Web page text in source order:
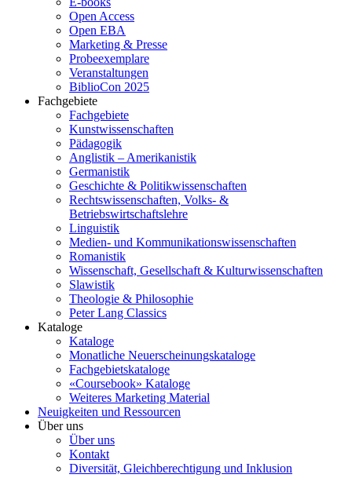
Open Access
Open EBA
Marketing & Presse
Probeexemplare
Veranstaltungen
BiblioCon 2025
Fachgebiete
Fachgebiete
Kunstwissenschaften
Pädagogik
Anglistik – Amerikanistik
Germanistik
Geschichte & Politikwissenschaften
Rechtswissenschaften, Volks- &
Betriebswirtschaftslehre
Linguistik
Medien- und Kommunikationswissenschaften
Romanistik
Wissenschaft, Gesellschaft & Kulturwissenschaften
Slawistik
Theologie & Philosophie
Peter Lang Classics
Kataloge
Kataloge
Monatliche Neuerscheinungskataloge
Fachgebietskataloge
«Coursebook» Kataloge
Weiteres Marketing Material
Neuigkeiten und Ressourcen
Über uns
Über uns
Kontakt
Diversität, Gleichberechtigung und Inklusion